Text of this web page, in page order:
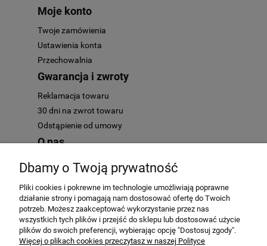
Moje konto
Twoje zamówienia
Ustawienia konta
Przechowalnia
Gwarancja i zwroty
Reklamacja towaru
30 dni na zwrot towaru
Odstąpienie od umowy
O nas
O nas
AutoMotoHit.pl - to najlepszy motoryzacyjny klub zakupowy. Mamy
tylko przedmioty najwyższej jakości. Zapraszamy każdego fana
Dbamy o Twoją prywatność
Pliki cookies i pokrewne im technologie umożliwiają poprawne
działanie strony i pomagają nam dostosować ofertę do Twoich
potrzeb. Możesz zaakceptować wykorzystanie przez nas
wszystkich tych plików i przejść do sklepu lub dostosować użycie
plików do swoich preferencji, wybierając opcję "Dostosuj zgody".
Więcej o plikach cookies przeczytasz w naszej Polityce